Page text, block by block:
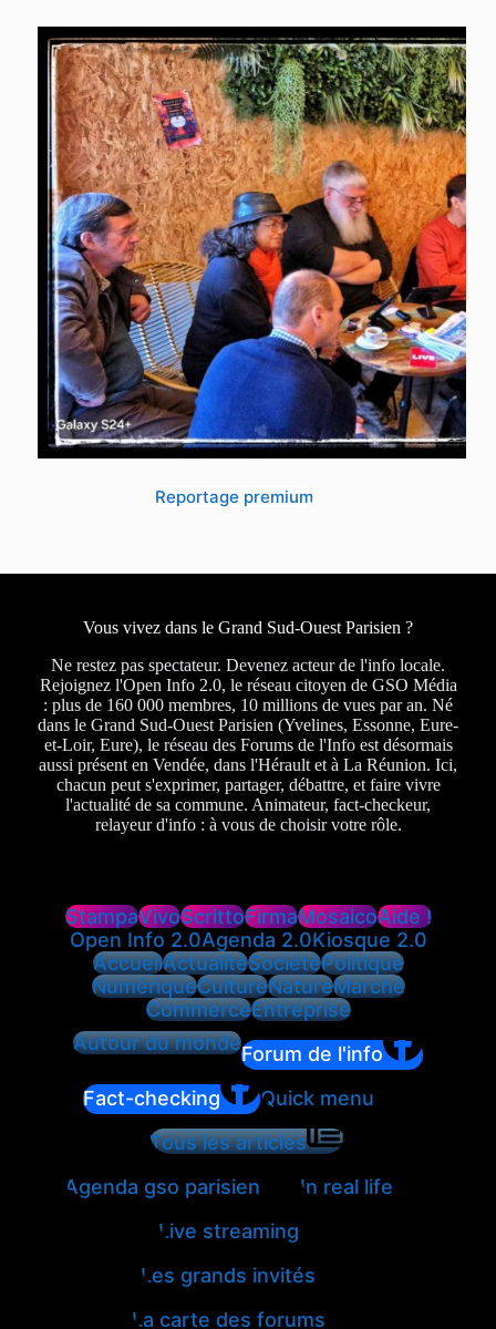
Reportage premium
Vous vivez dans le Grand Sud-Ouest Parisien ?
Ne restez pas spectateur. Devenez acteur de l'info locale.
Rejoignez l'Open Info 2.0, le réseau citoyen de GSO Média
: plus de 160 000 membres, 10 millions de vues par an. Né
dans le Grand Sud-Ouest Parisien (Yvelines, Essonne, Eure-
et-Loir, Eure), le réseau des Forums de l'Info est désormais
aussi présent en Vendée, dans l'Hérault et à La Réunion. Ici,
chacun peut s'exprimer, partager, débattre, et faire vivre
l'actualité de sa commune. Animateur, fact-checkeur,
relayeur d'info : à vous de choisir votre rôle.
StampaVivoScrittoFirmaMosaicoAide !
Open Info 2.0Agenda 2.0Kiosque 2.0
AccueilActualitéSociétéPolitique
NumériqueCultureNatureMarché
CommerceEntreprise
Autour du mondeForum de l'info
Fact-checking
Quick menu
Tous les articles
Agenda gso parisien
In real life
Live streaming
Les grands invités
La carte des forums